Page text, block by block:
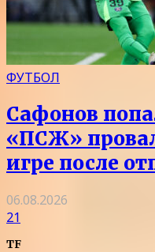
ФУТБОЛ
Сафонов
«ПСЖ»
игре после
06.08.2026
21
TF